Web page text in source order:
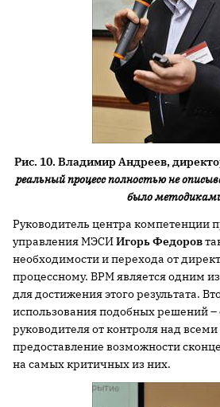
Рис. 10. Владимир Андреев,
реальный процесс полностью не
было
Руководитель центра компетенции
управления МЭСИИгорь Федоров
необходимости и перехода от
процессному. BPM является одним
для достижения этого результата.
использования подобных решений –
руководителя от контроля над
предоставление возможности
на самых критичных из них.